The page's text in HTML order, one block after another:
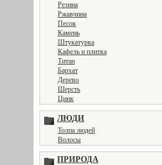
Резина
Ржавчина
Песок
Камень
Штукатурка
Кафель и плитка
Титан
Бархат
Дерево
Шерсть
Цинк
ЛЮДИ
Толпа людей
Волосы
ПРИРОДА